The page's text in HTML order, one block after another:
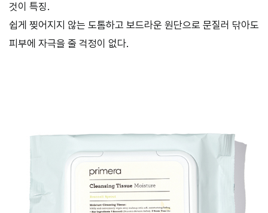
것이 특징.
쉽게 찢어지지 않는 도톰하고 보드라운 원단으로 문질러 닦아도
피부에 자극을 줄 걱정이 없다.